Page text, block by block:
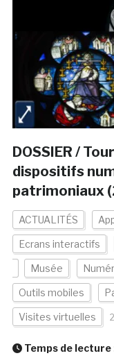
DOSSIER /
dispositifs
patrimoniaux
ACTUALITÉS
Ecrans interactifs
Musée
Outils mobiles
Visites virtuelles
Temps de lecture